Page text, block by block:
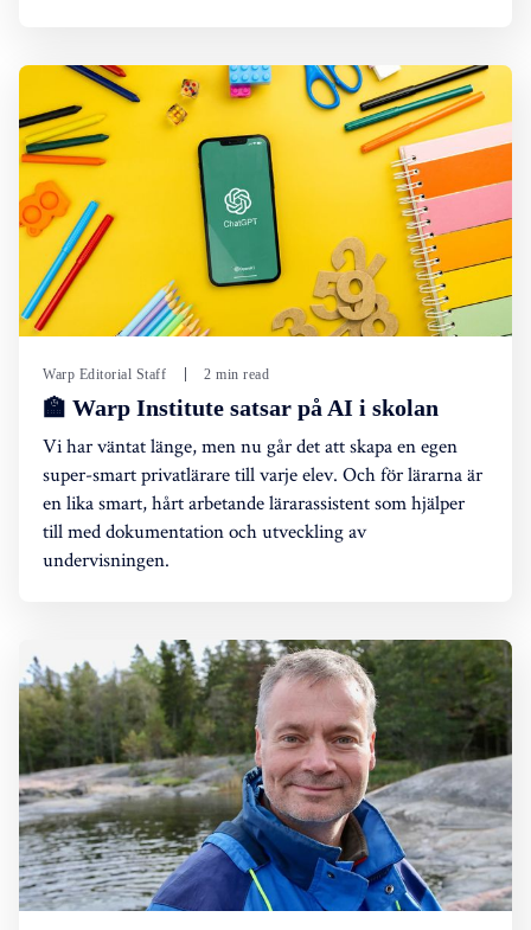
Warp Editorial Staff 2 min read
🏫 Warp Institute satsar på AI i skolan
Vi har väntat länge, men nu går det att skapa en egen
super-smart privatlärare till varje elev. Och för lärarna är
en lika smart, hårt arbetande lärarassistent som hjälper
till med dokumentation och utveckling av
undervisningen.